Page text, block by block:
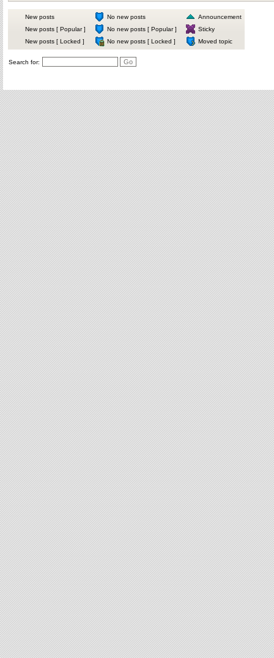
New posts No new posts
Announcement
New posts [ Popular ]
No new posts [ Popular ]
Sticky
New posts [ Locked ]
No new posts [ Locked ] Moved topic
Search for: